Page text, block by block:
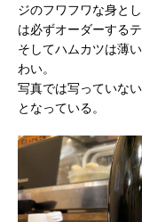
ジのフワフワな身と
は必ずオーダーする
そしてハムカツは薄
わい。
写真では写っていな
となっている。